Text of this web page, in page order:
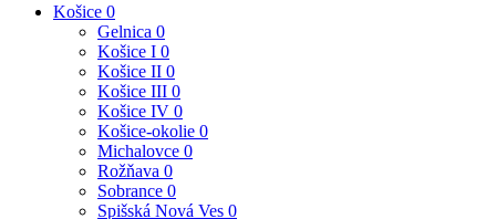
Košice 0
Gelnica 0
Košice I 0
Košice II 0
Košice III 0
Košice IV 0
Košice-okolie 0
Michalovce 0
Rožňava 0
Sobrance 0
Spišská Nová Ves 0